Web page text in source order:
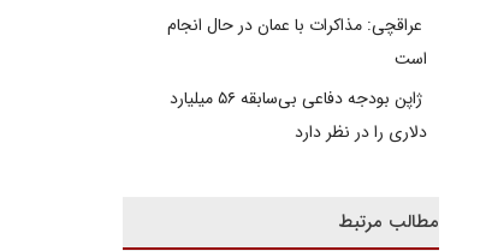
عراقچی: مذاکرات با عمان در حال انجام
است
ژاپن بودجه دفاعی بی‌سابقه ۵۶ میلیارد
دلاری را در نظر دارد
مطالب مرتبط